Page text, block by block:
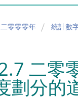
二零零零年 統計數
二零
劃分的